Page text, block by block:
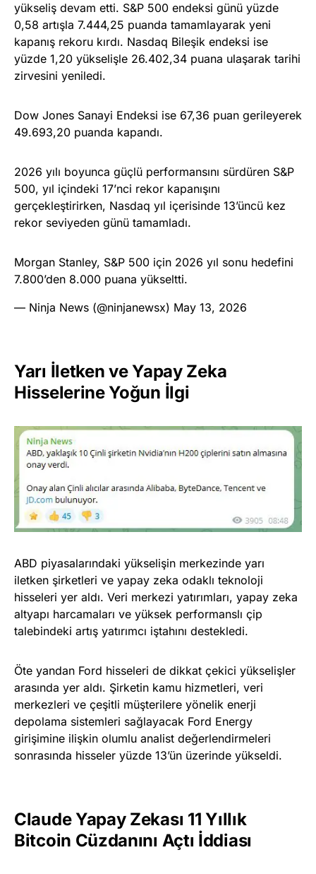
yükseliş devam etti. S&P 500 endeksi günü yüzde
0,58 artışla 7.444,25 puanda tamamlayarak yeni
kapanış rekoru kırdı. Nasdaq Bileşik endeksi ise
yüzde 1,20 yükselişle 26.402,34 puana ulaşarak tarihi
zirvesini yeniledi.
Dow Jones Sanayi Endeksi ise 67,36 puan gerileyerek
49.693,20 puanda kapandı.
2026 yılı boyunca güçlü performansını sürdüren S&P
500, yıl içindeki 17’nci rekor kapanışını
gerçekleştirirken, Nasdaq yıl içerisinde 13’üncü kez
rekor seviyeden günü tamamladı.
Morgan Stanley, S&P 500 için 2026 yıl sonu hedefini
7.800’den 8.000 puana yükseltti.
— Ninja News (@ninjanewsx) May 13, 2026
Yarı İletken ve Yapay Zeka
Hisselerine Yoğun İlgi
ABD piyasalarındaki yükselişin merkezinde yarı
iletken şirketleri ve yapay zeka odaklı teknoloji
hisseleri yer aldı. Veri merkezi yatırımları, yapay zeka
altyapı harcamaları ve yüksek performanslı çip
talebindeki artış yatırımcı iştahını destekledi.
Öte yandan Ford hisseleri de dikkat çekici yükselişler
arasında yer aldı. Şirketin kamu hizmetleri, veri
merkezleri ve çeşitli müşterilere yönelik enerji
depolama sistemleri sağlayacak Ford Energy
girişimine ilişkin olumlu analist değerlendirmeleri
sonrasında hisseler yüzde 13’ün üzerinde yükseldi.
Claude Yapay Zekası 11 Yıllık
Bitcoin Cüzdanını Açtı İddiası